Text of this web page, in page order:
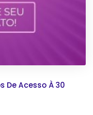
De Acesso À 30